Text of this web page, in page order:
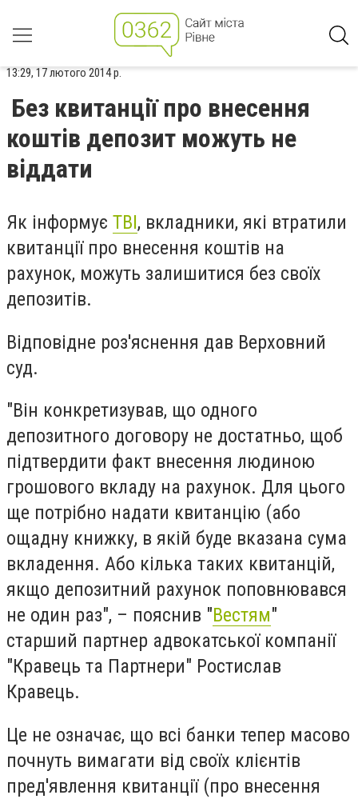
13:29, 17 лютого 2014 р.
Без квитанції про внесення
коштів депозит можуть не
віддати
Як інформує ТВІ, вкладники, які втратили
квитанції про внесення коштів на
рахунок, можуть залишитися без своїх
депозитів.
Відповідне роз'яснення дав Верховний
суд.
"Він конкретизував, що одного
депозитного договору не достатньо, щоб
підтвердити факт внесення людиною
грошового вкладу на рахунок. Для цього
ще потрібно надати квитанцію (або
ощадну книжку, в якій буде вказана сума
вкладення. Або кілька таких квитанцій,
якщо депозитний рахунок поповнювався
не один раз", – пояснив "Вестям"
старший партнер адвокатської компанії
"Кравець та Партнери" Ростислав
Кравець.
Це не означає, що всі банки тепер масово
почнуть вимагати від своїх клієнтів
пред'явлення квитанції (про внесення